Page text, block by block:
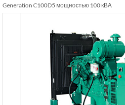
Generation C100D5 мощностью 100 кВА